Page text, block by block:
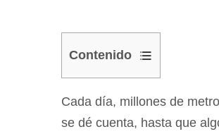
Contenido
1
Cómo
funciona
Cada día, millones de
se dé cuenta, hasta que